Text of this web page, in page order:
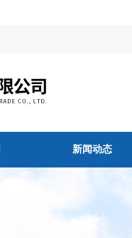
新闻动态